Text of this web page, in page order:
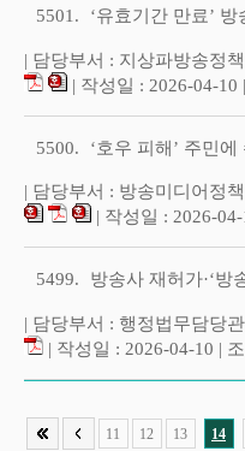
5501. ‘유효기간 만료’
| 담당부서 : 지상파방송정
| 작성일 : 2026-04-10
5500. ‘호우 피해’ 주민
| 담당부서 : 방송미디어정
| 작성일 : 2026-
5499. 방송사 재허가·‘방
| 담당부서 : 행정법무담당
| 작성일 : 2026-04-10 |
11 12 13 14